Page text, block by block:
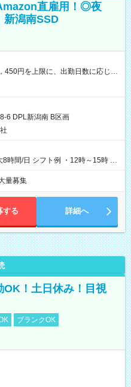
直雇用！◎夜
潟南SSD
450円を上限に、出勤日数に応じて
り、手数料無料（Amazon負担）
6 DPL新潟南 B区画
間/日 シフト例 ・12時～15時 入
認の上、申請してください。
量募集
する 詳細へ
OK！土日休み！目視
ブランクOK